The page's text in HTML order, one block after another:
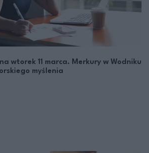
wtorek 11 marca. Merkury w Wodniku
myślenia